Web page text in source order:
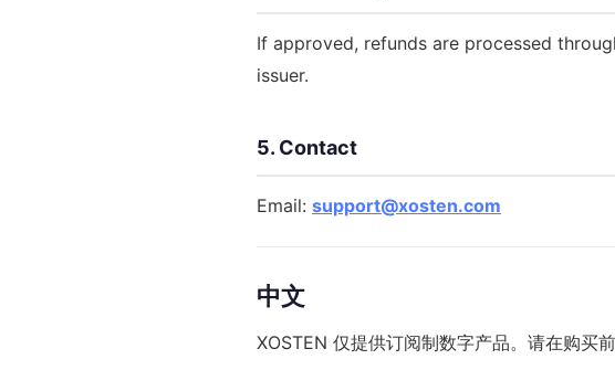
If approved, refunds are processed
issuer.
5. Contact
Email: support@xosten.com
中文
XOSTEN 仅提供订阅制数字产品。请在购买